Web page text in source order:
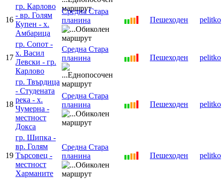
16
гр. Карлово
- вр. Голям
Купен - х.
Амбарица
Средна Стара
планина
Пешеходен pelitko
17
гр. Сопот -
х. Васил
Левски - гр.
Карлово
Средна Стара
планина
Пешеходен pelitko
18
гр. Твърдица
- Студената
река - х.
Чумерна -
местност
Докса
Средна Стара
планина
Пешеходен pelitko
19
гр. Шипка -
вр. Голям
Търсовец -
местност
Харманите
Средна Стара
планина
Пешеходен pelitko